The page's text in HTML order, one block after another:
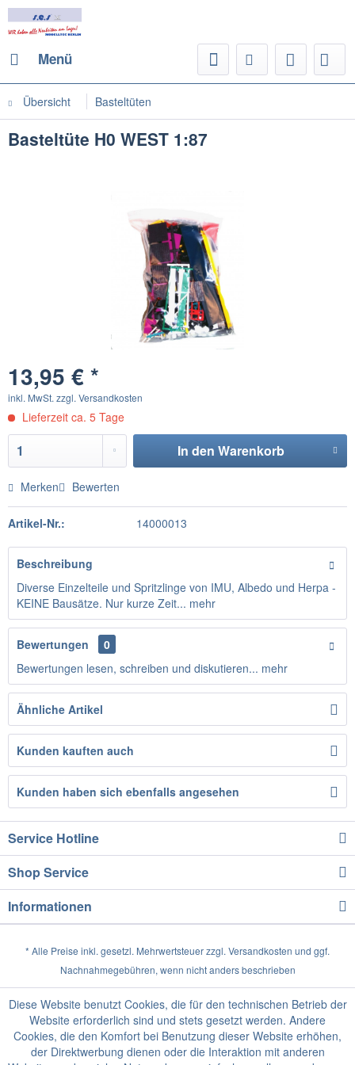
Menü
Übersicht Basteltüten
Basteltüte H0 WEST 1:87
13,95 € *
inkl. MwSt. zzgl. Versandkosten
Lieferzeit ca. 5 Tage
In den Warenkorb
Merken Bewerten
Artikel-Nr.: 14000013
Beschreibung
Diverse Einzelteile und Spritzlinge von IMU, Albedo und Herpa -
KEINE Bausätze. Nur kurze Zeit... mehr
Bewertungen
0
Bewertungen lesen, schreiben und diskutieren... mehr
Ähnliche Artikel
Kunden kauften auch
Kunden haben sich ebenfalls angesehen
Service Hotline
Shop Service
Informationen
* Alle Preise inkl. gesetzl. Mehrwertsteuer zzgl. Versandkosten und ggf.
Nachnahmegebühren, wenn nicht anders beschrieben
Diese Website benutzt Cookies, die für den technischen Betrieb der
Website erforderlich sind und stets gesetzt werden. Andere
Cookies, die den Komfort bei Benutzung dieser Website erhöhen,
der Direktwerbung dienen oder die Interaktion mit anderen